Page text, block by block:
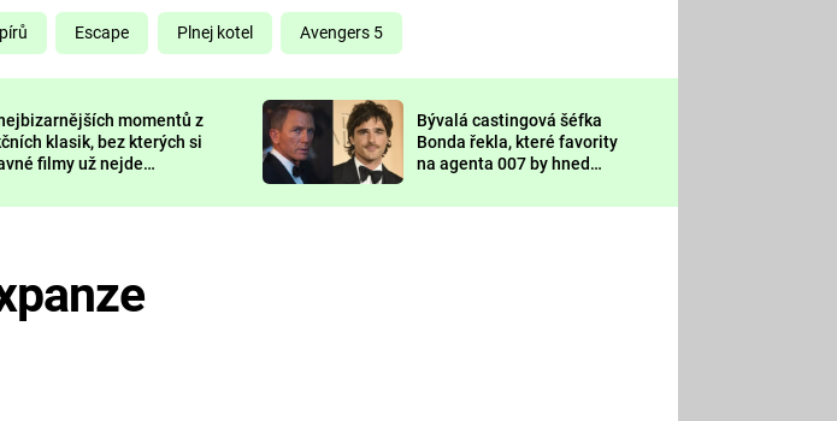
CHUCK
NORRIS
DEADPOOL
Prima LAJK
Sledujte nás
Escape Plnej kotel Avengers 5
momentů z
klasik, bez kterých si
filmy už nejde
Bývalá castingová šéfka
Bonda řekla, které favority
na agenta 007 by hned